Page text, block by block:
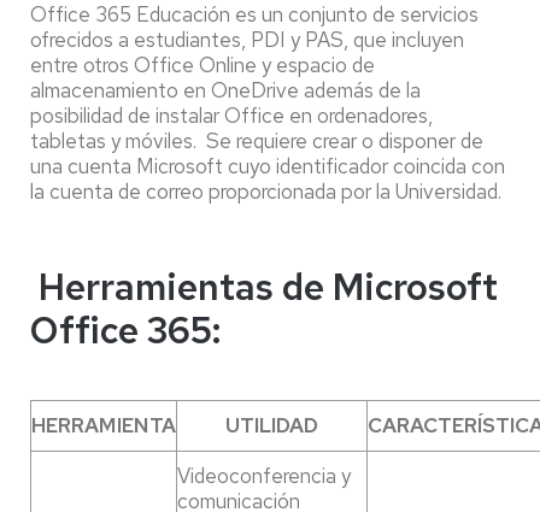
Office 365 Educación es un conjunto de servicios
ofrecidos a estudiantes, PDI y PAS, que incluyen
entre otros Office Online y espacio de
almacenamiento en OneDrive además de la
posibilidad de instalar Office en ordenadores,
tabletas y móviles. Se requiere crear o disponer de
una cuenta Microsoft cuyo identificador coincida con
la cuenta de correo proporcionada por la Universidad.
Herramientas de Microsoft
Office 365:
HERRAMIENTA UTILIDAD
Videoconferencia y
comunicación